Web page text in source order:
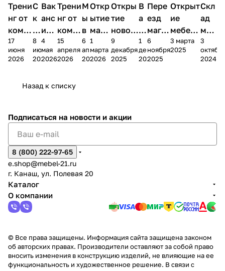
Трени
нг от
комп
ании
Мело
17
июня
2026
С
к
и
д
к
2
8
июня
2026
Вак
анс
ия в
Чеб
окс
4
мая
2026
Трени
нг от
комп
ании
Мело
15
апреля
2026
М
ы
в
М
А
6
апреля
2026
Откр
ытие
мага
зина
в
1
марта
2026
Откры
тие
новог
о
магаз
9
декабря
2025
В
а
к
а
н
1
декабря
2025
Пере
езд
магаз
ина в
г.
6
ноября
2025
Открыт
ие
мебель
ного
салона
3 марта
2025
Скл
ад
меб
ели
пер
3
2024
Назад к списку
Подписаться на новости и акции
8 (800) 222-97-65
e.shop@mebel-21.ru
г. Канаш, ул. Полевая 20
Каталог
О компании
© Все права защищены. Информация сайта защищена законом
об авторских правах. Производители оставляют за собой право
вносить изменения в конструкцию изделий, не влияющие на ее
функциональность и художественное решение. В связи с